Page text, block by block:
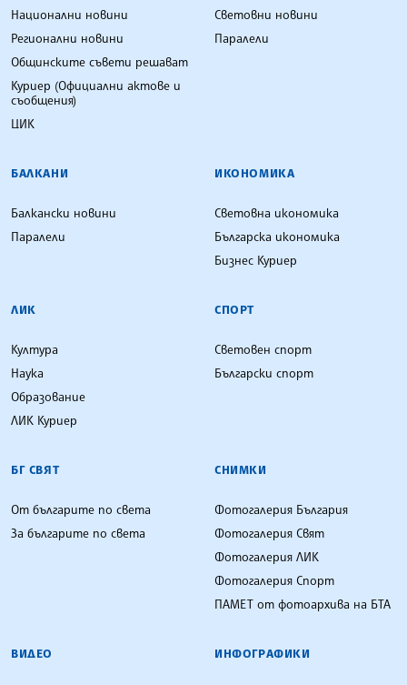
Национални новини
Регионални новини
Общинските съвети решават
Куриер (Официални актове и
съобщения)
ЦИК
Световни новини
Паралели
БАЛКАНИ
Балкански новини
Паралели
ИКОНОМИКА
Световна икономика
Българска икономика
Бизнес Куриер
ЛИК
Култура
Наука
Образование
ЛИК Куриер
СПОРТ
Световен спорт
Български спорт
БГ СВЯТ
От българите по света
За българите по света
СНИМКИ
Фотогалерия България
Фотогалерия Свят
Фотогалерия ЛИК
Фотогалерия Спорт
ПАМЕТ от фотоархива на БТА
ВИДЕО ИНФОГРАФИКИ